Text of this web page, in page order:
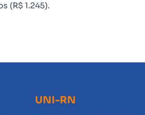
(R$ 1.245).
UNI-RN